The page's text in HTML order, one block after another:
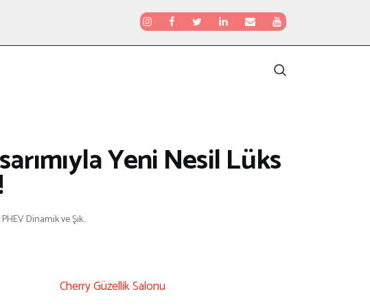
Yeni Nesil Lüks
Dinamik ve Şık...
Cherry Güzellik Salonu